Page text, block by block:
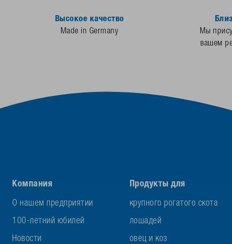
Высокое качество
Made in Germany
Мы
вашем
Компания
О нашем предприятии
100-летний юбилей
Новости
Продукты для
крупного рогатого скота
лошадей
овец и коз